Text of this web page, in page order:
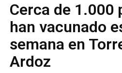
Cerca de 1.000
han vacunado
semana en
Ardoz